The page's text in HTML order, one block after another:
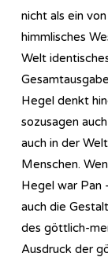
nicht als ein
himmlisches
Welt
Hegel denkt
sozusagen
auch in der
Menschen.
Hegel war Pan
auch die
des göttlich-
Ausdruck der